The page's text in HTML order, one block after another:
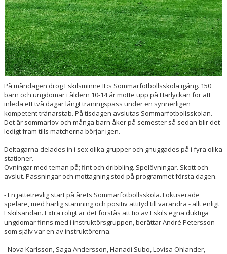
På måndagen drog Eskilsminne IF:s Sommarfotbollsskola igång. 150
barn och ungdomar i åldern 10-14 år mötte upp på Harlyckan för att
inleda ett två dagar långt träningspass under en synnerligen
kompetent tränarstab. På tisdagen avslutas Sommarfotbollsskolan.
Det är sommarlov och många barn åker på semester så sedan blir det
ledigt fram tills matcherna börjar igen.
Deltagarna delades in i sex olika grupper och gnuggades på i fyra olika
stationer.
Övningar med teman på; fint och dribbling. Spelövningar. Skott och
avslut. Passningar och mottagning stod på programmet första dagen.
- En jättetrevlig start på årets Sommarfotbollsskola. Fokuserade
spelare, med härlig stämning och positiv attityd till varandra - allt enligt
Eskilsandan. Extra roligt är det förstås att tio av Eskils egna duktiga
ungdomar finns med i instruktörsgruppen, berättar André Petersson
som själv var en av instruktörerna.
- Nova Karlsson, Saga Andersson, Hanadi Subo, Lovisa Ohlander,